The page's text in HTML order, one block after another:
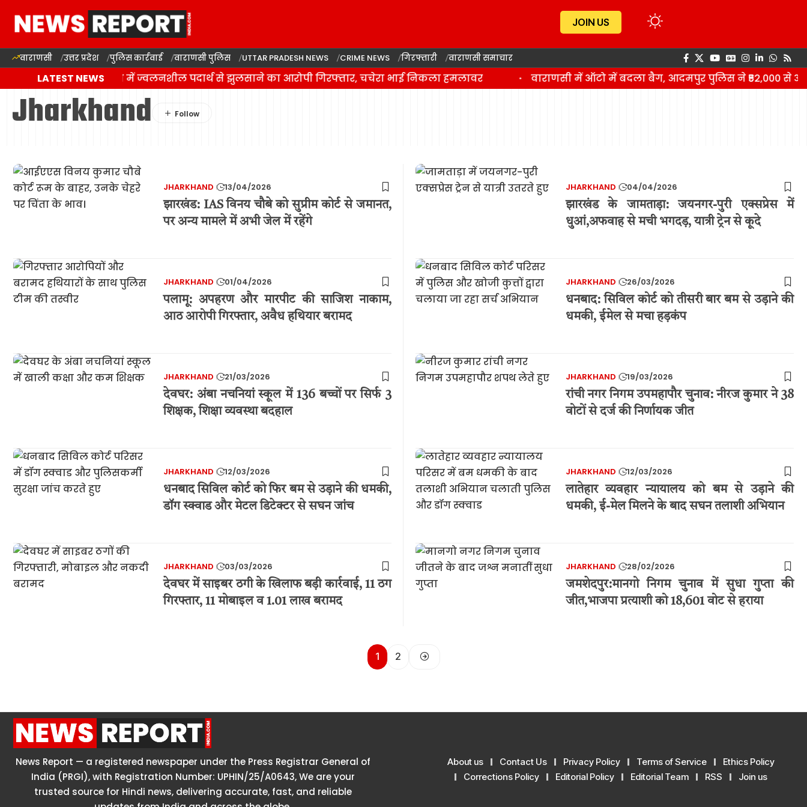
JOIN US
वाराणसी उत्तर प्रदेश पुलिस कार्रवाई वाराणसी पुलिस UTTAR PRADESH NEWS CRIME NEWS गिरफ्तारी वाराणसी समाचार
LATEST NEWS
वाराणसी: राजातालाब में ज्वलनशील पदार्थ से झुलसाने का आरोपी गिरफ्तार, चचेरा भाई निकला हमलावर वाराणसी में ऑटो में बदला बैग, आदमपुर पुलिस ने ₹52,000 से
Jharkhand
JHARKHAND 13/04/2026
झारखंड: IAS विनय चौबे को सुप्रीम कोर्ट से जमानत,
पर अन्य मामले में अभी जेल में रहेंगे
JHARKHAND 04/04/2026
झारखंड के जामताड़ा: जयनगर-पुरी एक्सप्रेस में
धुआं,अफवाह से मची भगदड़, यात्री ट्रेन से कूदे
JHARKHAND 01/04/2026
पलामू: अपहरण और मारपीट की साजिश नाकाम,
आठ आरोपी गिरफ्तार, अवैध हथियार बरामद
JHARKHAND 26/03/2026
धनबाद: सिविल कोर्ट को तीसरी बार बम से उड़ाने की
धमकी, ईमेल से मचा हड़कंप
JHARKHAND 21/03/2026
देवघर: अंबा नचनियां स्कूल में 136 बच्चों पर सिर्फ 3
शिक्षक, शिक्षा व्यवस्था बदहाल
JHARKHAND 19/03/2026
रांची नगर निगम उपमहापौर चुनाव: नीरज कुमार ने 38
वोटों से दर्ज की निर्णायक जीत
JHARKHAND 12/03/2026
धनबाद सिविल कोर्ट को फिर बम से उड़ाने की धमकी,
डॉग स्क्वाड और मेटल डिटेक्टर से सघन जांच
JHARKHAND 12/03/2026
लातेहार व्यवहार न्यायालय को बम से उड़ाने की
धमकी, ई-मेल मिलने के बाद सघन तलाशी अभियान
JHARKHAND 03/03/2026
देवघर में साइबर ठगी के खिलाफ बड़ी कार्रवाई, 11 ठग
गिरफ्तार, 11 मोबाइल व 1.01 लाख बरामद
JHARKHAND 28/02/2026
जमशेदपुर:मानगो निगम चुनाव में सुधा गुप्ता की
जीत,भाजपा प्रत्याशी को 18,601 वोट से हराया
1 2
News Report — a registered newspaper under the Press Registrar General of
India (PRGI), with Registration Number: UPHIN/25/A0643, We are your
trusted source for Hindi news, delivering accurate, fast, and reliable
About us Contact Us Privacy Policy Terms of Service
Ethics Policy
Corrections Policy
Editorial Policy Editorial Team RSS Join us